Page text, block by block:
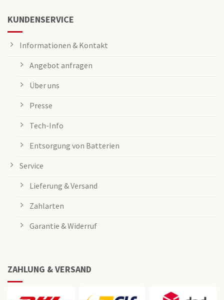
KUNDENSERVICE
Informationen & Kontakt
Angebot anfragen
Über uns
Presse
Tech-Info
Entsorgung von Batterien
Service
Lieferung & Versand
Zahlarten
Garantie & Widerruf
ZAHLUNG & VERSAND